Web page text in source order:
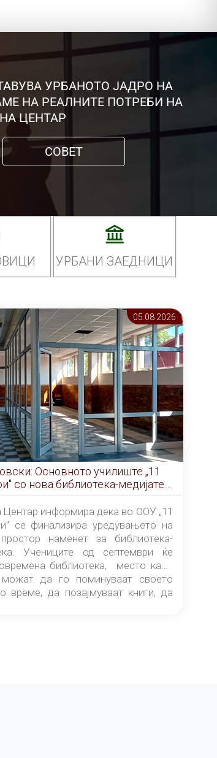
УРБАНОТО ЈАДРО НА
НА РЕАЛНИТЕ ПОТРЕБИ НА
ЦЕНТАР
СОВЕТ
УРБАНИ ЗАЕДНИЦИ
05.08 2026
Основното училиште „11
со нова библиотека-медијатека
информира дека во ООУ „11
се финализира уредувањето на
наменет за библиотека-
Учениците од септември ќе
библиотека, место каде
да го поминуваат своето
време, да позајмуваат книги, да